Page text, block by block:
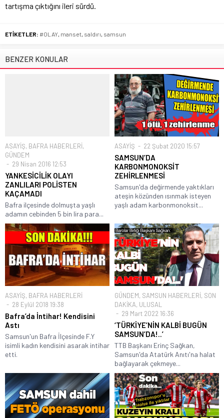
tartışma çıktığını ileri sürdü.
ETİKETLER: #OLAY manset saldırı samsun
BENZER KONULAR
ASAYİŞ, BAFRA HABERLERİ,
GÜNDEM
29 Nisan 2016 12:53
YANKESİCİLİK OLAYI
ZANLILARI POLİSTEN
KAÇAMADI
Bafra ilçesinde dolmuşta yaşlı
adamın cebinden 5 bin lira para...
ASAYİŞ 22 Şubat 2020 15:57
SAMSUN’DA
KARBONMONOKSİT
ZEHİRLENMESİ
Samsun'da değirmende yaktıkları
ateşin közünden ısınmak isteyen
yaşlı adam karbonmonoksit...
ASAYİŞ, BAFRA HABERLERİ
28 Eylül 2018 19:38
Bafra’da İntihar! Kendisini
Astı
Samsun'un Bafra İlçesinde F.Y
isimli kadın kendisini asarak intihar
etti.
GÜNDEM, SAMSUN HABERLERİ, SON
DAKİKA, ULUSAL
29 Mart 2022 16:36
‘TÜRKİYE’NİN KALBİ BUGÜN
SAMSUN’DA!..’
TTB Başkanı Erinç Sağkan,
Samsun'da Atatürk Anıtı'na halat
bağlayarak çekmeye...